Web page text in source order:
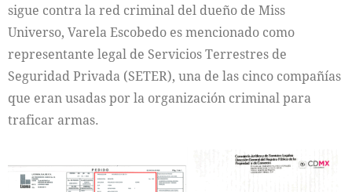
sigue contra la red criminal del dueño de Miss
Universo, Varela Escobedo es mencionado como
representante legal de Servicios Terrestres de
Seguridad Privada (SETER), una de las cinco compañías
que eran usadas por la organización criminal para
traficar armas.